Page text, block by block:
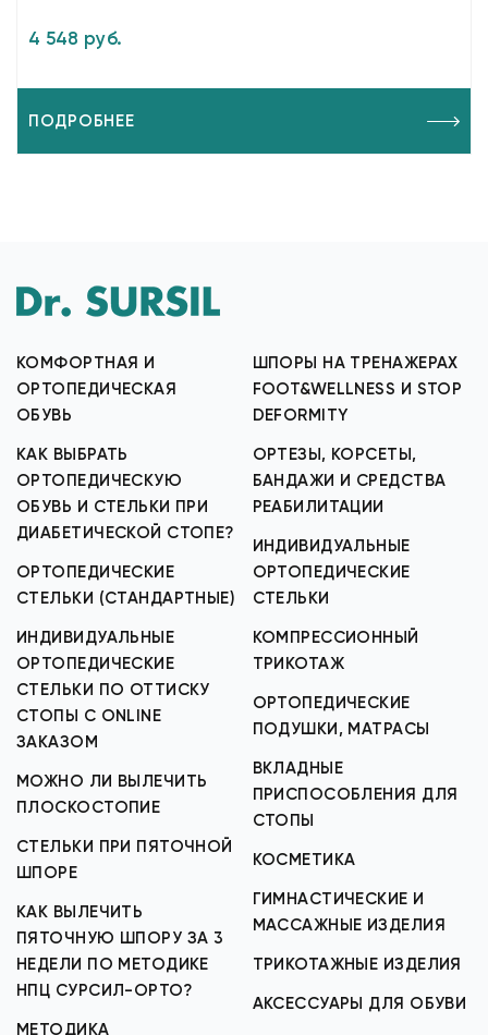
4 548 руб.
ПОДРОБНЕЕ
КОМФОРТНАЯ И
ОРТОПЕДИЧЕСКАЯ
ОБУВЬ
КАК ВЫБРАТЬ
ОРТОПЕДИЧЕСКУЮ
ОБУВЬ И СТЕЛЬКИ ПРИ
ДИАБЕТИЧЕСКОЙ СТОПЕ?
ОРТОПЕДИЧЕСКИЕ
СТЕЛЬКИ (СТАНДАРТНЫЕ)
ИНДИВИДУАЛЬНЫЕ
ОРТОПЕДИЧЕСКИЕ
СТЕЛЬКИ ПО ОТТИСКУ
СТОПЫ С ONLINE
ЗАКАЗОМ
МОЖНО ЛИ ВЫЛЕЧИТЬ
ПЛОСКОСТОПИЕ
СТЕЛЬКИ ПРИ ПЯТОЧНОЙ
ШПОРЕ
КАК ВЫЛЕЧИТЬ
ПЯТОЧНУЮ ШПОРУ ЗА 3
НЕДЕЛИ ПО МЕТОДИКЕ
НПЦ СУРСИЛ-ОРТО?
МЕТОДИКА
ШПОРЫ НА ТРЕНАЖЕРАХ
FOOT&WELLNESS И STOP
DEFORMITY
ОРТЕЗЫ, КОРСЕТЫ,
БАНДАЖИ И СРЕДСТВА
РЕАБИЛИТАЦИИ
ИНДИВИДУАЛЬНЫЕ
ОРТОПЕДИЧЕСКИЕ
СТЕЛЬКИ
КОМПРЕССИОННЫЙ
ТРИКОТАЖ
ОРТОПЕДИЧЕСКИЕ
ПОДУШКИ, МАТРАСЫ
ВКЛАДНЫЕ
ПРИСПОСОБЛЕНИЯ ДЛЯ
СТОПЫ
КОСМЕТИКА
ГИМНАСТИЧЕСКИЕ И
МАССАЖНЫЕ ИЗДЕЛИЯ
ТРИКОТАЖНЫЕ ИЗДЕЛИЯ
АКСЕССУАРЫ ДЛЯ ОБУВИ